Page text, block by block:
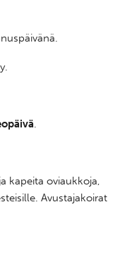
kapeita oviaukkoja,
Avustajakoirat